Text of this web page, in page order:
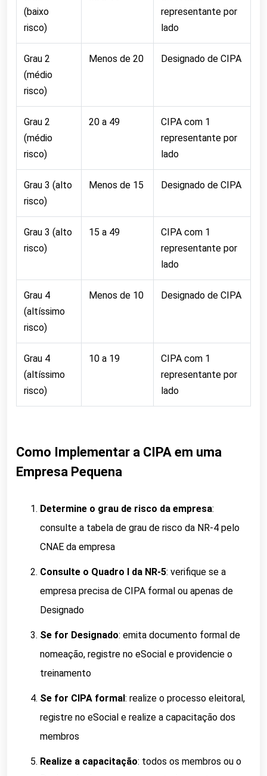
(baixo
risco)
representante por
lado
Grau 2
(médio
risco)
Menos de 20 Designado de CIPA
Grau 2
(médio
risco)
20 a 49
CIPA com 1
representante por
lado
Grau 3 (alto
risco)
Menos de 15 Designado de CIPA
Grau 3 (alto
risco)
15 a 49
CIPA com 1
representante por
lado
Grau 4
(altíssimo
risco)
Menos de 10 Designado de CIPA
Grau 4
(altíssimo
risco)
10 a 19
CIPA com 1
representante por
lado
Como Implementar a CIPA em uma
Empresa Pequena
Determine o grau de risco da empresa:
consulte a tabela de grau de risco da NR-4 pelo
CNAE da empresa
Consulte o Quadro I da NR-5: verifique se a
empresa precisa de CIPA formal ou apenas de
Designado
Se for Designado: emita documento formal de
nomeação, registre no eSocial e providencie o
treinamento
Se for CIPA formal: realize o processo eleitoral,
registre no eSocial e realize a capacitação dos
membros
Realize a capacitação: todos os membros ou o